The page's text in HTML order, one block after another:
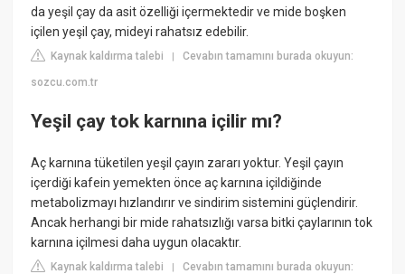
da yeşil çay da asit özelliği içermektedir ve mide boşken
içilen yeşil çay, mideyi rahatsız edebilir.
Kaynak kaldırma talebi |Cevabın tamamını burada okuyun:
sozcu.com.tr
Yeşil çay tok karnına içilir mı?
Aç karnına tüketilen yeşil çayın zararı yoktur. Yeşil çayın
içerdiği kafein yemekten önce aç karnına içildiğinde
metabolizmayı hızlandırır ve sindirim sistemini güçlendirir.
Ancak herhangi bir mide rahatsızlığı varsa bitki çaylarının tok
karnına içilmesi daha uygun olacaktır.
Kaynak kaldırma talebi |Cevabın tamamını burada okuyun: